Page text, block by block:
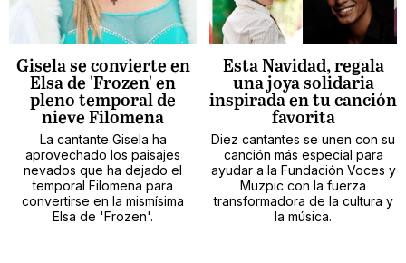
Gisela se convierte en
Elsa de 'Frozen' en
pleno temporal de
nieve Filomena
La cantante Gisela ha
aprovechado los paisajes
nevados que ha dejado el
temporal Filomena para
convertirse en la mismísima
Elsa de 'Frozen'.
Esta Navidad, regala
una joya solidaria
inspirada en tu canción
favorita
Diez cantantes se unen con su
canción más especial para
ayudar a la Fundación Voces y
Muzpic con la fuerza
transformadora de la cultura y
la música.